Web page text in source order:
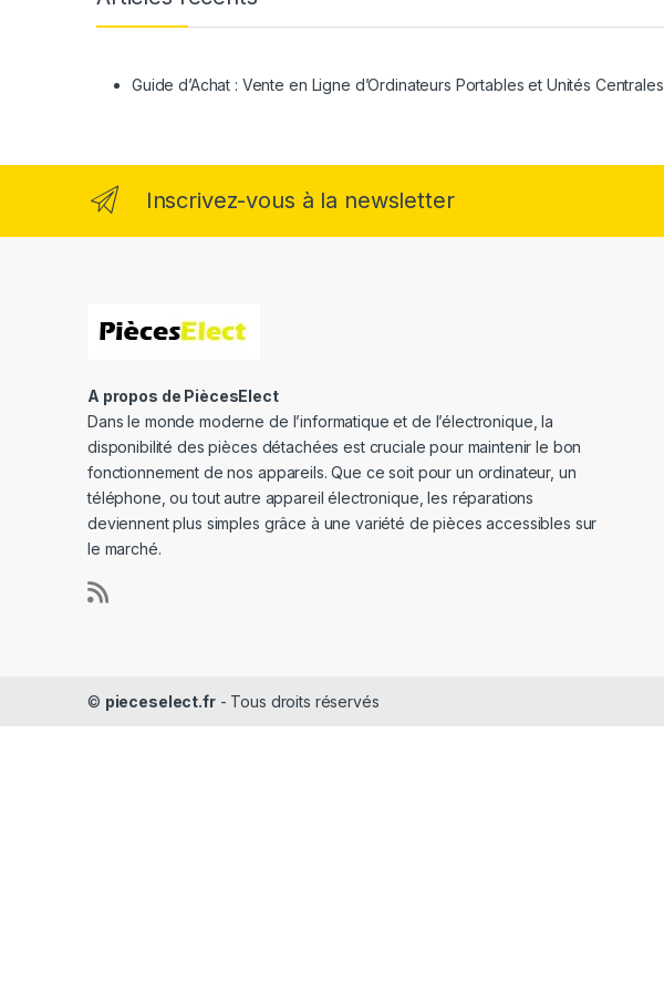
Guide d’Achat : Vente en Ligne d’Ordinateurs Portables et Unités Centrales
Inscrivez-vous à la newsletter
A propos de PiècesElect
Dans le monde moderne de l’informatique et de l’électronique, la
disponibilité des pièces détachées est cruciale pour maintenir le bon
fonctionnement de nos appareils. Que ce soit pour un ordinateur, un
téléphone, ou tout autre appareil électronique, les réparations
deviennent plus simples grâce à une variété de pièces accessibles sur
le marché.
© pieceselect.fr- Tous droits réservés